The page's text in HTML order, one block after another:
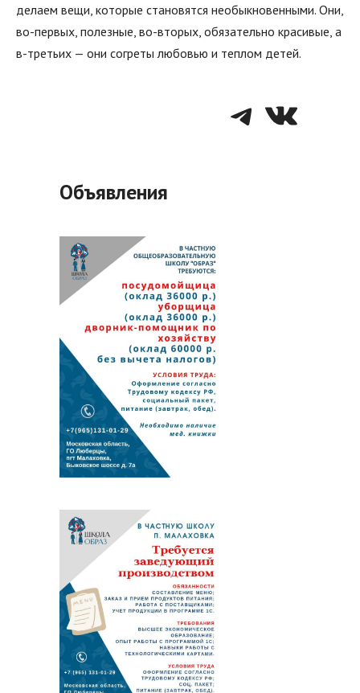
делаем вещи, которые становятся необыкновенными. Они,
во-первых, полезные, во-вторых, обязательно красивые, а
в-третьих — они согреты любовью и теплом детей.
VK
Объявления